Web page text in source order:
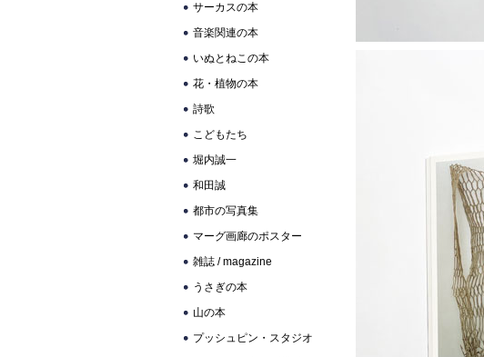
サーカスの本
音楽関連の本
いぬとねこの本
花・植物の本
詩歌
こどもたち
堀内誠一
和田誠
都市の写真集
マーグ画廊のポスター
雑誌 / magazine
うさぎの本
山の本
プッシュピン・スタジオ